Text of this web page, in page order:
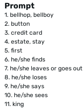
Prompt
1. bellhop, bellboy
2. button
3. credit card
4. estate, stay
5. first
6. he/she finds
7. he/she leaves or goes out
8. he/she loses
9. he/she says
10. he/she sees
11. king